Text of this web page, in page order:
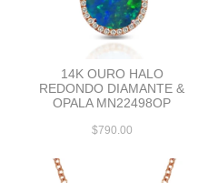
14K OURO HALO
REDONDO DIAMANTE &
OPALA MN22498OP
$790.00